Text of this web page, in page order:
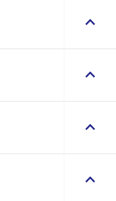
keyboard_arrow_right
keyboard_arrow_up
keyboard_arrow_right
keyboard_arrow_up
keyboard_arrow_right
keyboard_arrow_right
keyboard_arrow_up
keyboard_arrow_right
keyboard_arrow_up